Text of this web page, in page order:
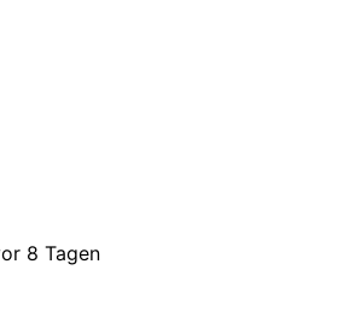
8 Tagen